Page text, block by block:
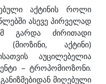
აქტინის როლი
წლებში ასევე პირველად
გარდა ძირითადი
(მიოზინი, აქტინი)
აუცილებელია
– ტროპომიოზონი.
მიღებული